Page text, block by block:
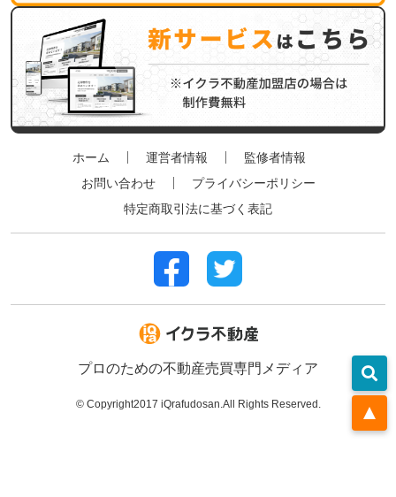
ホーム 運営者情報 監修者情報
お問い合わせ プライバシーポリシー
特定商取引法に基づく表記
プロのための不動産売買専門メディア
©︎ Copyright2017 iQrafudosan.All Rights Reserved.